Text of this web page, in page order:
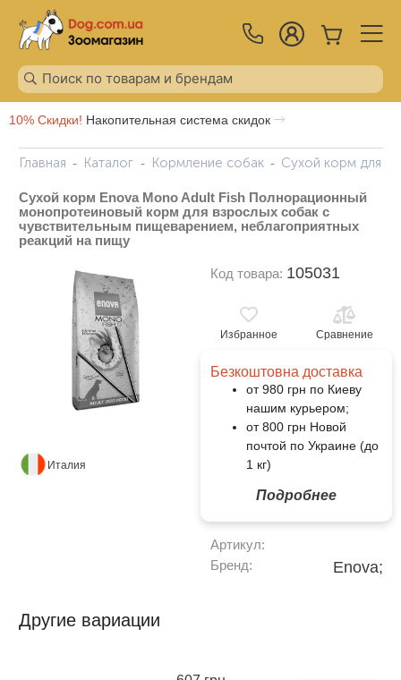
10% Скидки! Накопительная система скидок
Главная Каталог Кормление собак Сухой корм для
Сухой корм Enova Mono Adult Fish Полнорационный
монопротеиновый корм для взрослых собак с
чувствительным пищеварением, неблагоприятных
реакций на пищу
Италия
Код товара: 105031
Избранное Сравнение
Безкоштовна доставка
от 980 грн по Киеву
нашим курьером;
от 800 грн Новой
почтой по Украине (до
1 кг)
Подробнее
Артикул:
Бренд:
Enova;
Другие вариации